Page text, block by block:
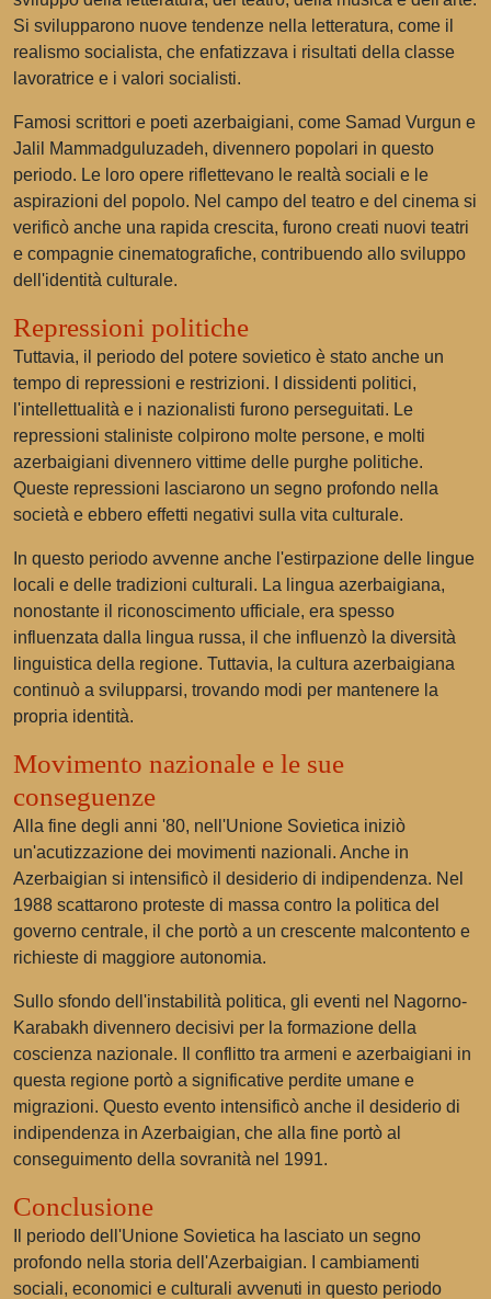
Si svilupparono nuove tendenze nella letteratura, come il
realismo socialista, che enfatizzava i risultati della classe
lavoratrice e i valori socialisti.
Famosi scrittori e poeti azerbaigiani, come Samad Vurgun e
Jalil Mammadguluzadeh, divennero popolari in questo
periodo. Le loro opere riflettevano le realtà sociali e le
aspirazioni del popolo. Nel campo del teatro e del cinema si
verificò anche una rapida crescita, furono creati nuovi teatri
e compagnie cinematografiche, contribuendo allo sviluppo
dell'identità culturale.
Repressioni politiche
Tuttavia, il periodo del potere sovietico è stato anche un
tempo di repressioni e restrizioni. I dissidenti politici,
l'intellettualità e i nazionalisti furono perseguitati. Le
repressioni staliniste colpirono molte persone, e molti
azerbaigiani divennero vittime delle purghe politiche.
Queste repressioni lasciarono un segno profondo nella
società e ebbero effetti negativi sulla vita culturale.
In questo periodo avvenne anche l'estirpazione delle lingue
locali e delle tradizioni culturali. La lingua azerbaigiana,
nonostante il riconoscimento ufficiale, era spesso
influenzata dalla lingua russa, il che influenzò la diversità
linguistica della regione. Tuttavia, la cultura azerbaigiana
continuò a svilupparsi, trovando modi per mantenere la
propria identità.
Movimento nazionale e le sue
conseguenze
Alla fine degli anni '80, nell'Unione Sovietica iniziò
un'acutizzazione dei movimenti nazionali. Anche in
Azerbaigian si intensificò il desiderio di indipendenza. Nel
1988 scattarono proteste di massa contro la politica del
governo centrale, il che portò a un crescente malcontento e
richieste di maggiore autonomia.
Sullo sfondo dell'instabilità politica, gli eventi nel Nagorno-
Karabakh divennero decisivi per la formazione della
coscienza nazionale. Il conflitto tra armeni e azerbaigiani in
questa regione portò a significative perdite umane e
migrazioni. Questo evento intensificò anche il desiderio di
indipendenza in Azerbaigian, che alla fine portò al
conseguimento della sovranità nel 1991.
Conclusione
Il periodo dell'Unione Sovietica ha lasciato un segno
profondo nella storia dell'Azerbaigian. I cambiamenti
sociali, economici e culturali avvenuti in questo periodo